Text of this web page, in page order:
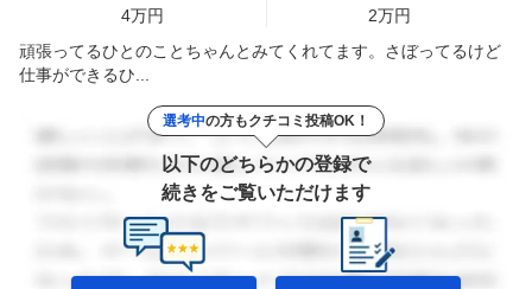
4万円
2万円
頑張ってるひとのことちゃんとみてくれてます。さぼってるけど
仕事ができるひ...
選考中の方もクチコミ投稿OK！
以下のどちらかの登録で
続きをご覧いただけます